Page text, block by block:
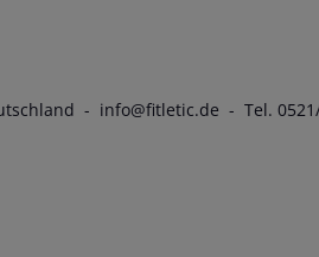
- info@fitletic.de - Tel.